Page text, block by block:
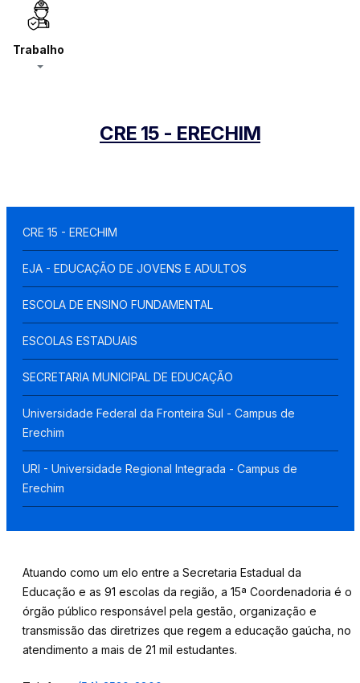
Trabalho
CRE 15 - ERECHIM
CRE 15 - ERECHIM
EJA - EDUCAÇÃO DE JOVENS E ADULTOS
ESCOLA DE ENSINO FUNDAMENTAL
ESCOLAS ESTADUAIS
SECRETARIA MUNICIPAL DE EDUCAÇÃO
Universidade Federal da Fronteira Sul - Campus de
Erechim
URI - Universidade Regional Integrada - Campus de
Erechim
Atuando como um elo entre a Secretaria Estadual da
Educação e as 91 escolas da região, a 15ª Coordenadoria é o
órgão público responsável pela gestão, organização e
transmissão das diretrizes que regem a educação gaúcha, no
atendimento a mais de 21 mil estudantes.